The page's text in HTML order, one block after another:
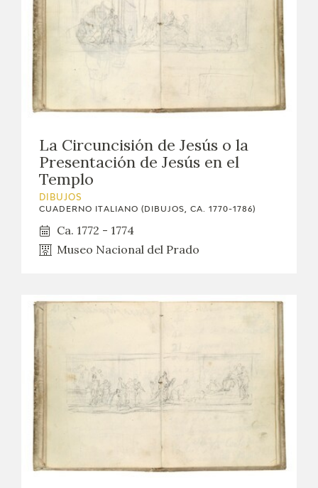
La Circuncisión de Jesús o la
Presentación de Jesús en el
Templo
DIBUJOS
CUADERNO ITALIANO (DIBUJOS, CA. 1770-1786)
Ca. 1772 - 1774
Museo Nacional del Prado